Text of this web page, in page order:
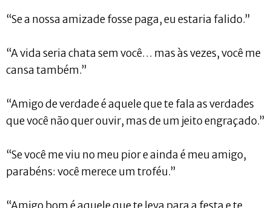
“Se a nossa amizade fosse paga, eu estaria falido.”
“A vida seria chata sem você… mas às vezes, você me
cansa também.”
“Amigo de verdade é aquele que te fala as verdades
que você não quer ouvir, mas de um jeito engraçado.”
“Se você me viu no meu pior e ainda é meu amigo,
parabéns: você merece um troféu.”